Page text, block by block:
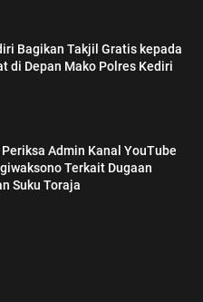
Bagikan Takjil Gratis kepada
di Depan Mako Polres Kediri
Admin Kanal YouTube
Terkait Dugaan
Suku Toraja